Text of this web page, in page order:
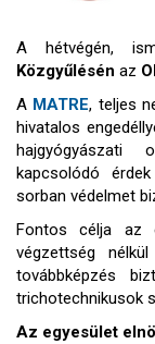
A hétvégén,
Közgyűlésén az
A MATRE, teljes
hivatalos
hajgyógyászati
kapcsolódó
sorban védelmet
Fontos célja az
végzettség
továbbképzés
trichotechnikusok
Az egyesület